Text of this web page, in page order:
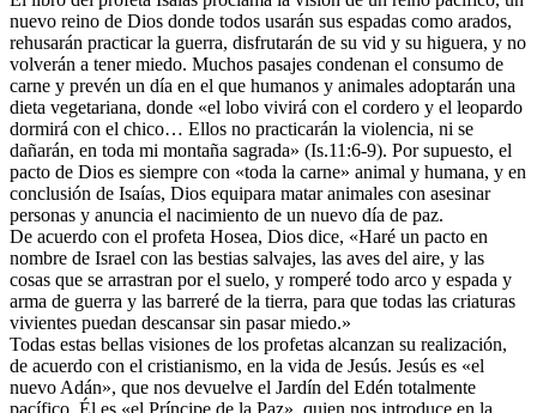
nuevo reino de Dios donde todos usarán sus espadas como arados,
rehusarán practicar la guerra, disfrutarán de su vid y su higuera, y no
volverán a tener miedo. Muchos pasajes condenan el consumo de
carne y prevén un día en el que humanos y animales adoptarán una
dieta vegetariana, donde «el lobo vivirá con el cordero y el leopardo
dormirá con el chico… Ellos no practicarán la violencia, ni se
dañarán, en toda mi montaña sagrada» (Is.11:6-9). Por supuesto, el
pacto de Dios es siempre con «toda la carne» animal y humana, y en
conclusión de Isaías, Dios equipara matar animales con asesinar
personas y anuncia el nacimiento de un nuevo día de paz.
De acuerdo con el profeta Hosea, Dios dice, «Haré un pacto en
nombre de Israel con las bestias salvajes, las aves del aire, y las
cosas que se arrastran por el suelo, y romperé todo arco y espada y
arma de guerra y las barreré de la tierra, para que todas las criaturas
vivientes puedan descansar sin pasar miedo.»
Todas estas bellas visiones de los profetas alcanzan su realización,
de acuerdo con el cristianismo, en la vida de Jesús. Jesús es «el
nuevo Adán», que nos devuelve el Jardín del Edén totalmente
pacífico. Él es «el Príncipe de la Paz», quien nos introduce en la